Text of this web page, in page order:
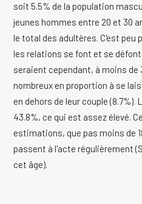
soit 5.5% de la population
jeunes hommes entre 20 et 30
le total des adultères. C'est peu
les relations se font et se
seraient cependant, à moins
nombreux en proportion à se
en dehors de leur couple
43.8%, ce qui est assez élevé.
estimations, que pas moins de
passent à l'acte régulièrement
cet âge).